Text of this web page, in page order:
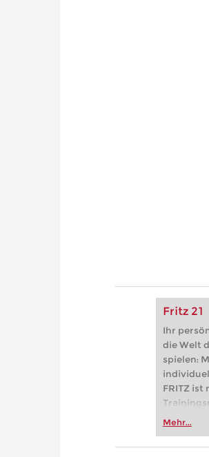
Fritz 21
Ihr
die Welt
spielen:
FRITZ ist
zuvor.
Mehr...